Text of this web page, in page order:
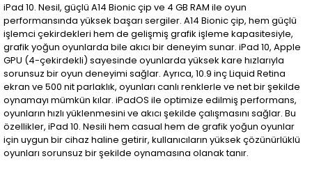
iPad 10. Nesil, güçlü A14 Bionic çip ve 4 GB RAM ile oyun
performansında yüksek başarı sergiler. A14 Bionic çip, hem güçlü
işlemci çekirdekleri hem de gelişmiş grafik işleme kapasitesiyle,
grafik yoğun oyunlarda bile akıcı bir deneyim sunar. iPad 10, Apple
GPU (4-çekirdekli) sayesinde oyunlarda yüksek kare hızlarıyla
sorunsuz bir oyun deneyimi sağlar. Ayrıca, 10.9 inç Liquid Retina
ekran ve 500 nit parlaklık, oyunları canlı renklerle ve net bir şekilde
oynamayı mümkün kılar. iPadOS ile optimize edilmiş performans,
oyunların hızlı yüklenmesini ve akıcı şekilde çalışmasını sağlar. Bu
özellikler, iPad 10. Nesili hem casual hem de grafik yoğun oyunlar
için uygun bir cihaz haline getirir, kullanıcıların yüksek çözünürlüklü
oyunları sorunsuz bir şekilde oynamasına olanak tanır.